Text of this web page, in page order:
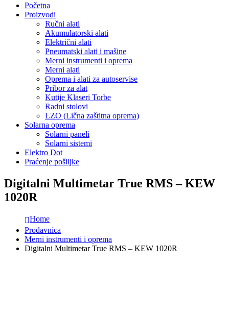
Početna
Proizvodi
Ručni alati
Akumulatorski alati
Električni alati
Pneumatski alati i mašine
Merni instrumenti i oprema
Merni alati
Oprema i alati za autoservise
Pribor za alat
Kutije Klaseri Torbe
Radni stolovi
LZO (Lična zaštitna oprema)
Solarna oprema
Solarni paneli
Solarni sistemi
Elektro Dot
Praćenje pošiljke
Digitalni Multimetar True RMS – KEW
1020R
Home
Prodavnica
Merni instrumenti i oprema
Digitalni Multimetar True RMS – KEW 1020R